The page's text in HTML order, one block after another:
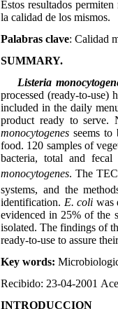
Estos resultados
la calidad de los mismos.
Palabras clave: Calidad
SUMMARY.
Listeria
processed (ready-to-use)
included in the daily
product ready to serve.
monocytogenes seems
food. 120 samples of
bacteria, total and fecal
monocytogenes. The
systems, and the
identification. E. coli was
evidenced in 25% of the
isolated. The findings of
ready-to-use to assure
Key words:
Recibido: 23-04-2001
INTRODUCCION